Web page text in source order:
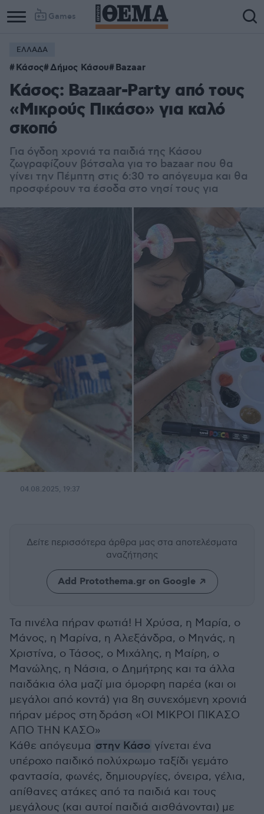
Games
Column
1
Column
2
ΕΛΛΑΔΑ
Κάσος Δήμος Κάσου Bazaar
Κάσος: Bazaar-Party από τους
«Μικρούς Πικάσο» για καλό
σκοπό
Για όγδοη χρονιά τα παιδιά της Κάσου
ζωγραφίζουν βότσαλα για το bazaar που θα
γίνει την Πέμπτη στις 6:30 το απόγευμα και θα
προσφέρουν τα έσοδα στο νησί τους για
04.08.2025, 19:37
Δείτε περισσότερα άρθρα μας στα αποτελέσματα
αναζήτησης
Add Protothema.gr on Google
Τα πινέλα πήραν φωτιά! Η Χρύσα, η Μαρία, ο
Μάνος, η Μαρίνα, η Αλεξάνδρα, ο Μηνάς, η
Χριστίνα, ο Τάσος, ο Μιχάλης, η Μαίρη, ο
Μανώλης, η Νάσια, ο Δημήτρης και τα άλλα
παιδάκια όλα μαζί μια όμορφη παρέα (και οι
μεγάλοι από κοντά) για 8η συνεχόμενη χρονιά
πήραν μέρος στη δράση «ΟΙ ΜΙΚΡΟΙ ΠΙΚΑΣΟ
ΑΠΟ ΤΗΝ ΚΑΣΟ»
Κάθε απόγευμα στην Κάσο γίνεται ένα
υπέροχο παιδικό πολύχρωμο ταξίδι γεμάτο
φαντασία, φωνές, δημιουργίες, όνειρα, γέλια,
απίθανες ατάκες από τα παιδιά και τους
μεγάλους (και αυτοί παιδιά αισθάνονται) με